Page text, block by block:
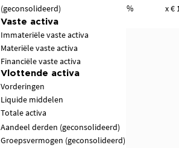
(geconsolideerd) % x €
Vaste activa
Immateriële vaste activa
Materiële vaste activa
Financiële vaste activa
Vlottende activa
Vorderingen
Liquide middelen
Totale activa
Aandeel derden (geconsolideerd)
Groepsvermogen (geconsolideerd)